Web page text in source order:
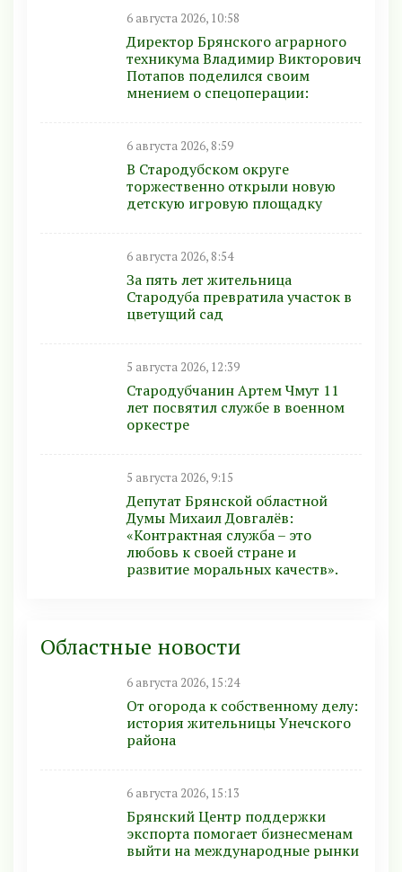
6 августа 2026, 10:58
Директор Брянского аграрного
техникума Владимир Викторович
Потапов поделился своим
мнением о спецоперации:
6 августа 2026, 8:59
В Стародубском округе
торжественно открыли новую
детскую игровую площадку
6 августа 2026, 8:54
За пять лет жительница
Стародуба превратила участок в
цветущий сад
5 августа 2026, 12:39
Стародубчанин Артем Чмут 11
лет посвятил службе в военном
оркестре
5 августа 2026, 9:15
Депутат Брянской областной
Думы Михаил Довгалёв:
«Контрактная служба – это
любовь к своей стране и
развитие моральных качеств».
Областные новости
6 августа 2026, 15:24
От огорода к собственному делу:
история жительницы Унечского
района
6 августа 2026, 15:13
Брянский Центр поддержки
экспорта помогает бизнесменам
выйти на международные рынки